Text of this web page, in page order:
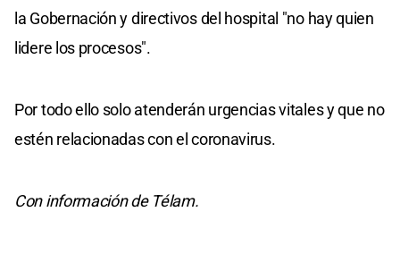
la Gobernación y directivos del hospital "no hay quien
lidere los procesos".
Por todo ello solo atenderán urgencias vitales y que no
estén relacionadas con el coronavirus.
Con información de Télam.